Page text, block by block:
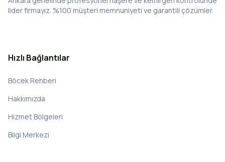
lider firmayız. %100 müşteri memnuniyeti ve garantili çözümler.
Hızlı Bağlantılar
Böcek Rehberi
Hakkımızda
Hizmet Bölgeleri
Bilgi Merkezi